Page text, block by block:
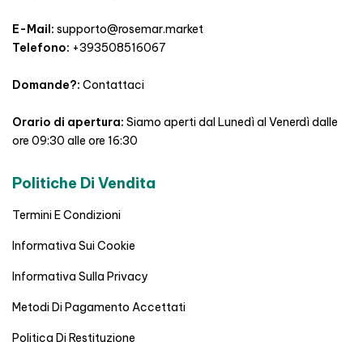
E-Mail: supporto@rosemar.market
Telefono: +393508516067
Domande?: Contattaci
Orario di apertura: Siamo aperti dal Lunedì al Venerdì dalle
ore 09:30 alle ore 16:30
Politiche Di Vendita
Termini E Condizioni
Informativa Sui Cookie
Informativa Sulla Privacy
Metodi Di Pagamento Accettati
Politica Di Restituzione